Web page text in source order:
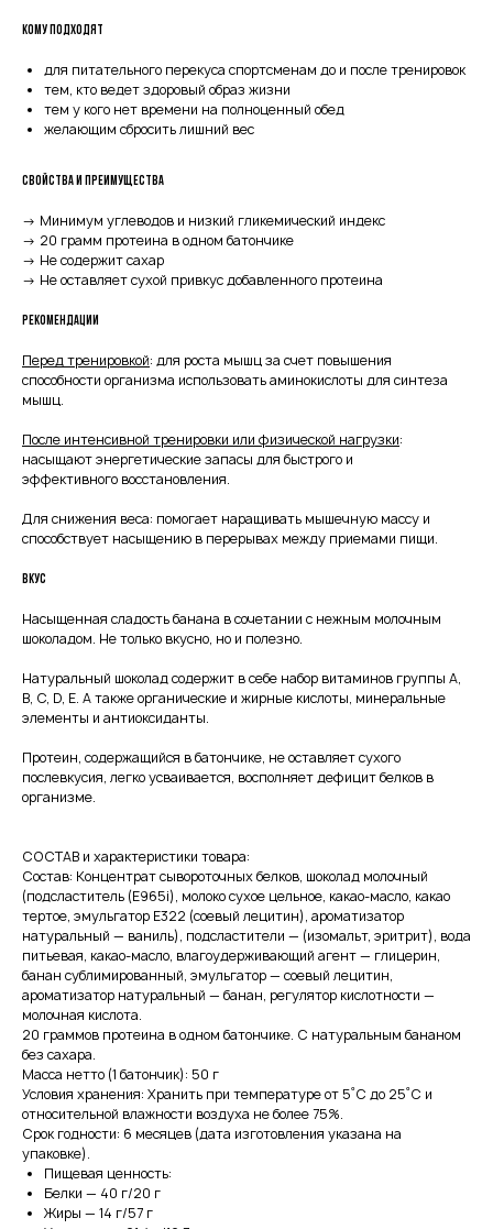
Кому подходят
для питательного перекуса спортсменам до и после тренировок
тем, кто ведет здоровый образ жизни
тем у кого нет времени на полноценный обед
желающим сбросить лишний вес
Свойства и преимущества
→ Минимум углеводов и низкий гликемический индекс
→ 20 грамм протеина в одном батончике
→ Не содержит сахар
→ Не оставляет сухой привкус добавленного протеина
Рекомендации
Перед тренировкой: для роста мышц за счет повышения
способности организма использовать аминокислоты для синтеза
мышц.
После интенсивной тренировки или физической нагрузки:
насыщают энергетические запасы для быстрого и
эффективного восстановления.
Для снижения веса: помогает наращивать мышечную массу и
способствует насыщению в перерывах между приемами пищи.
Вкус
Насыщенная сладость банана в сочетании с нежным молочным
шоколадом. Не только вкусно, но и полезно.
Натуральный шоколад содержит в себе набор витаминов группы А,
В, С, D, Е. А также органические и жирные кислоты, минеральные
элементы и антиоксиданты.
Протеин, содержащийся в батончике, не оставляет сухого
послевкусия, легко усваивается, восполняет дефицит белков в
организме.
СОСТАВ и характеристики товара:
Состав: Концентрат сывороточных белков, шоколад молочный
(подсластитель (Е965i), молоко сухое цельное, какао-масло, какао
тертое, эмульгатор E322 (соевый лецитин), ароматизатор
натуральный — ваниль), подсластители — (изомальт, эритрит), вода
питьевая, какао-масло, влагоудерживающий агент — глицерин,
банан сублимированный, эмульгатор — соевый лецитин,
ароматизатор натуральный — банан, регулятор кислотности —
молочная кислота.
20 граммов протеина в одном батончике. С натуральным бананом
без сахара.
Масса нетто (1 батончик): 50 г
Условия хранения: Хранить при температуре от 5˚С до 25˚С и
относительной влажности воздуха не более 75%.
Срок годности: 6 месяцев (дата изготовления указана на
упаковке).
Пищевая ценность:
Белки — 40 г/20 г
Жиры — 14 г/57 г